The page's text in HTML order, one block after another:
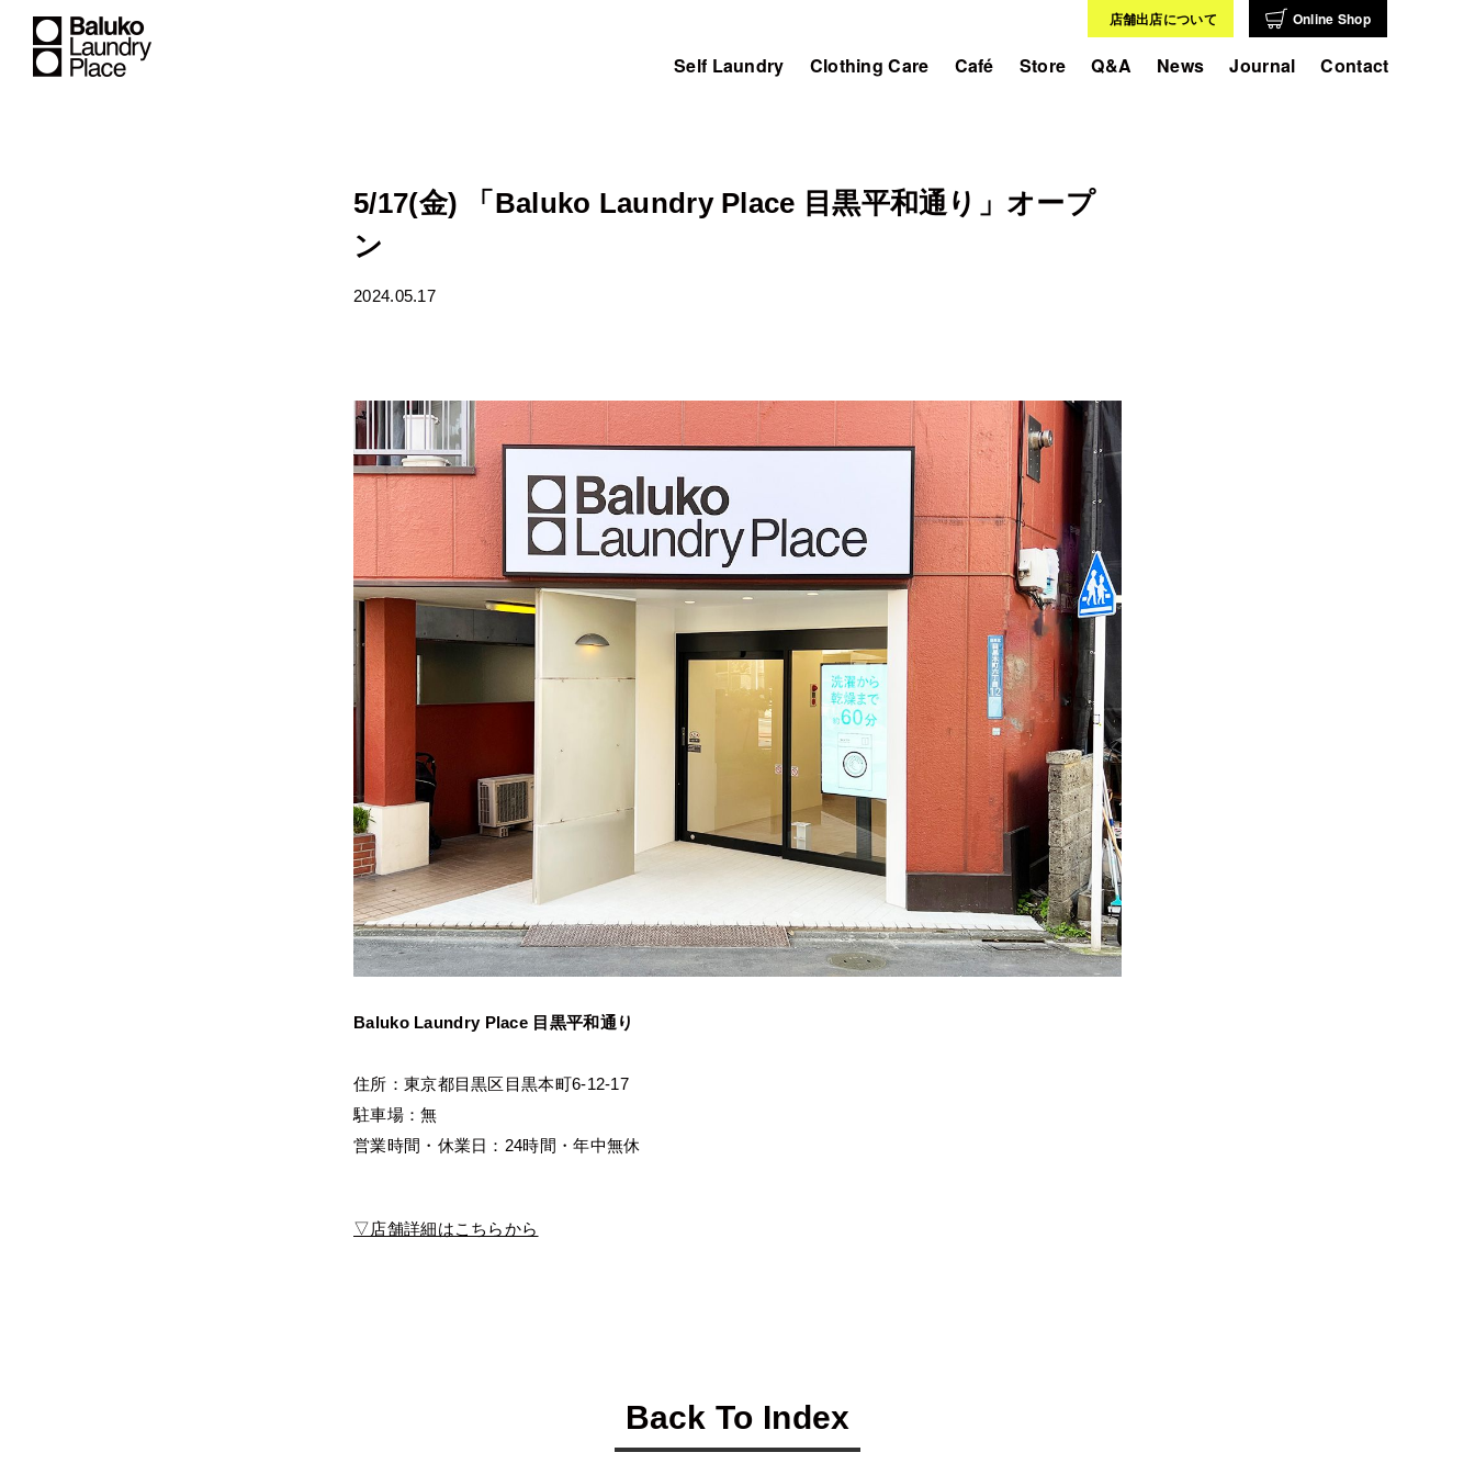
Self Laundry Clothing Care Café Store Q&A News Journal Contact
店舗出店について Online Shop
5/17(金) 「Baluko Laundry Place 目黒平和通り」オープ
ン
2024.05.17
Baluko Laundry Place 目黒平和通り
住所：東京都目黒区目黒本町6-12-17
駐車場：無
営業時間・休業日：24時間・年中無休
▽店舗詳細はこちらから
Back To Index